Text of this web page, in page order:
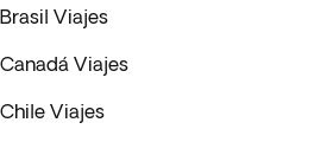
Brasil Viajes
Canadá Viajes
Chile Viajes